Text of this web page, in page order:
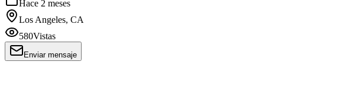
Hace 2 meses
Los Angeles, CA
580Vistas
Enviar mensaje